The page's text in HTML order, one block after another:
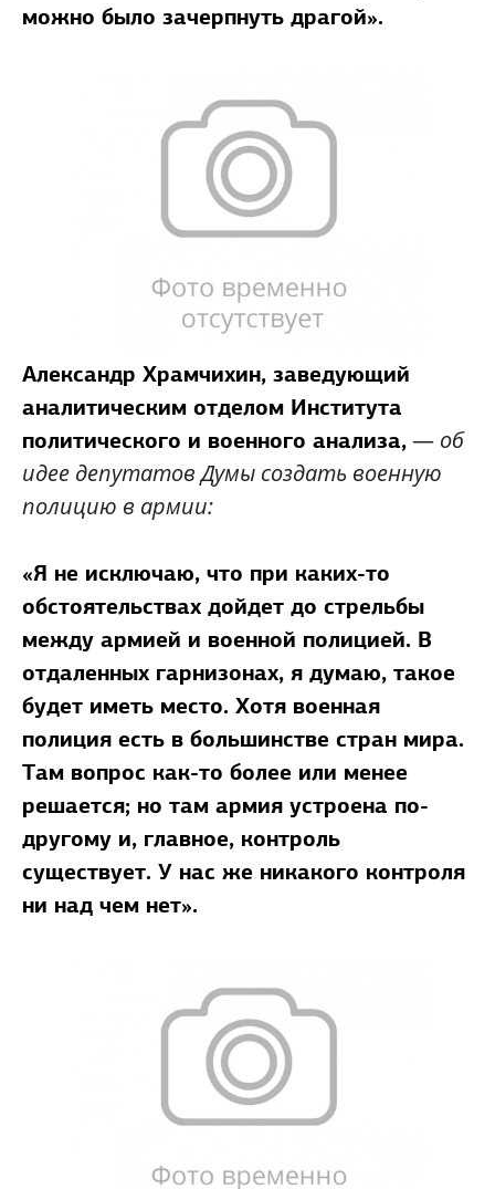
можно было зачерпнуть драгой».
Александр Храмчихин, заведующий
аналитическим отделом Института
политического и военного анализа,— об
идее депутатов Думы создать военную
полицию в армии:
«Я не исключаю, что при каких-то
обстоятельствах дойдет до стрельбы
между армией и военной полицией. В
отдаленных гарнизонах, я думаю, такое
будет иметь место. Хотя военная
полиция есть в большинстве стран мира.
Там вопрос как-то более или менее
решается; но там армия устроена по-
другому и, главное, контроль
существует. У нас же никакого контроля
ни над чем нет».